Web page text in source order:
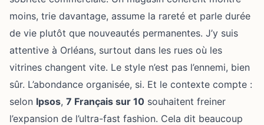
moins, trie davantage, assume la rareté et parle durée
de vie plutôt que nouveautés permanentes. J’y suis
attentive à Orléans, surtout dans les rues où les
vitrines changent vite. Le style n’est pas l’ennemi, bien
sûr. L’abondance organisée, si. Et le contexte compte :
selon Ipsos, 7 Français sur 10 souhaitent freiner
l’expansion de l’ultra-fast fashion. Cela dit beaucoup